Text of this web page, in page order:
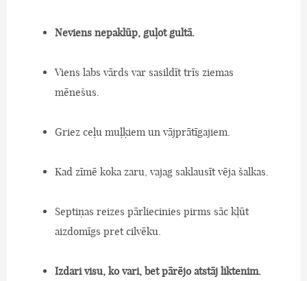
Neviens nepaklūp, guļot gultā.
Viens labs vārds var sasildīt trīs ziemas
mēnešus.
Griez ceļu muļķiem un vājprātīgajiem.
Kad zīmē koka zaru, vajag saklausīt vēja šalkas.
Septiņas reizes pārliecinies pirms sāc kļūt
aizdomīgs pret cilvēku.
Izdari visu, ko vari, bet pārējo atstāj liktenim.